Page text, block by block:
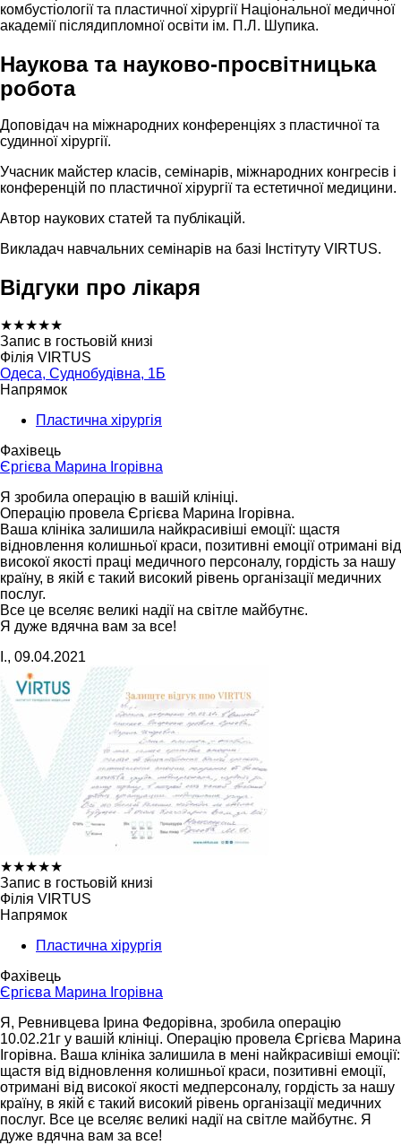
комбустіології та пластичної хірургії Національної медичної
академії післядипломної освіти ім. П.Л. Шупика.
Наукова та науково-просвітницька
робота
Доповідач на міжнародних конференціях з пластичної та
судинної хірургії.
Учасник майстер класів, семінарів, міжнародних конгресів і
конференцій по пластичної хірургії та естетичної медицини.
Автор наукових статей та публікацій.
Викладач навчальних семінарів на базі Інстітуту VIRTUS.
Відгуки про лікаря
★★★★★
Запис в гостьовій книзі
Філія VIRTUS
Одеса, Суднобудівна, 1Б
Напрямок
Пластична хірургія
Фахівець
Єргієва Марина Ігорівна
Я зробила операцію в вашій клініці.
Операцію провела Єргієва Марина Ігорівна.
Ваша клініка залишила найкрасивіші емоції: щастя
відновлення колишньої краси, позитивні емоції отримані від
високої якості праці медичного персоналу, гордість за нашу
країну, в якій є такий високий рівень організації медичних
послуг.
Все це вселяє великі надії на світле майбутнє.
Я дуже вдячна вам за все!
I., 09.04.2021
★★★★★
Запис в гостьовій книзі
Філія VIRTUS
Напрямок
Пластична хірургія
Фахівець
Єргієва Марина Ігорівна
Я, Ревнивцева Ірина Федорівна, зробила операцію
10.02.21г у вашій клініці. Операцію провела Єргієва Марина
Ігорівна. Ваша клініка залишила в мені найкрасивіші емоції:
щастя від відновлення колишньої краси, позитивні емоції,
отримані від високої якості медперсоналу, гордість за нашу
країну, в якій є такий високий рівень організації медичних
послуг. Все це вселяє великі надії на світле майбутнє. Я
дуже вдячна вам за все!